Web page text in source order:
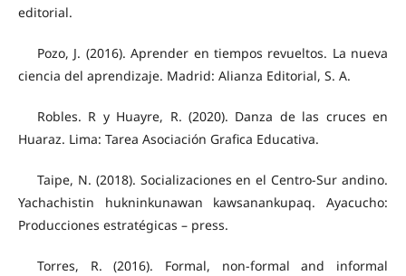
editorial.
Pozo, J. (2016). Aprender en tiempos revueltos. La nueva
ciencia del aprendizaje. Madrid: Alianza Editorial, S. A.
Robles. R y Huayre, R. (2020). Danza de las cruces en
Huaraz. Lima: Tarea Asociación Grafica Educativa.
Taipe, N. (2018). Socializaciones en el Centro-Sur andino.
Yachachistin hukninkunawan kawsanankupaq. Ayacucho:
Producciones estratégicas – press.
Torres, R. (2016). Formal, non-formal and informal